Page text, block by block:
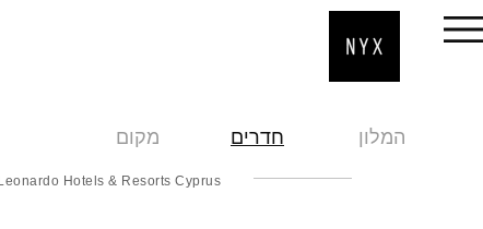
המלון חדרים מקום
Leonardo Hotels & Resorts Cyprus